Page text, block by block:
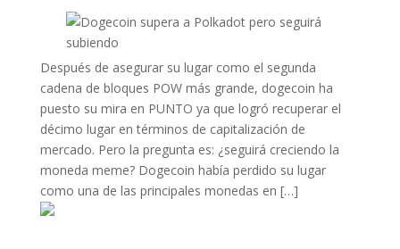
Después de asegurar su lugar como el segunda
cadena de bloques POW más grande, dogecoin ha
puesto su mira en PUNTO ya que logró recuperar el
décimo lugar en términos de capitalización de
mercado. Pero la pregunta es: ¿seguirá creciendo la
moneda meme? Dogecoin había perdido su lugar
como una de las principales monedas en […]